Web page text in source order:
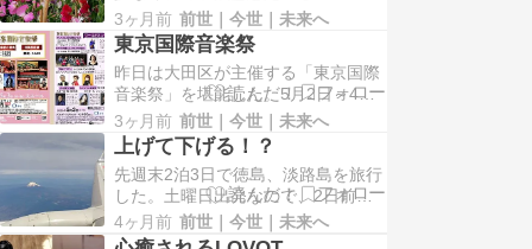
直行便が午後便しか取れなかったの
で、出発日は石垣島…
ンウイークは家の大掃除と衣替えを
している。行楽地はどこも人で溢れ
返っているので、人混みが苦手な私
にとって、この時期は家にこもりが
ちだ。とはいえ一歩も外に出ないわ
けではなく、用事があり出かけた日
もあり、そこで見かけたの…
3ヶ月前 前世｜今世｜未来へ
東京国際音楽祭
昨日は大田区が主催する「東京国際
音楽祭」を堪能した。5月2日～4
日、大田区民ホール・アプリコ、
大・小ホールにて11時～17時の間、
様々なジャンルの音楽を楽しめるイ
ベントだ。2日は全日本ポップス＆
ジャズバンドグランプリ大会特別演
奏会。3日は世界の打楽器の祭典、
沖縄芸能祭、ワールドミ…
3ヶ月前 前世｜今世｜未来へ
上げて下げる！？
先週末2泊3日で徳島、淡路島を旅行
した。土曜日出発なので、2日前に
航空会社から搭乗案内が届く。と、
その瞬間、明後日から旅行か！と、
4ヶ月前 前世｜今世｜未来へ